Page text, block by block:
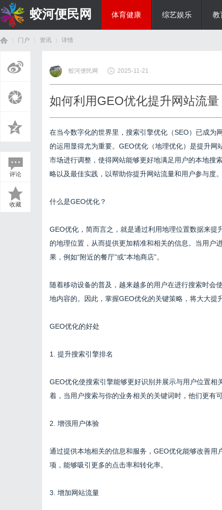
蛟河便民网 体育健康 综艺娱乐 教
门户 资讯
›
详情
评论
收藏
蛟河便民网 2025-11-21
如何利用GEO优化提升网站流量
在当今数字化的世界里，搜索引擎优化（SEO）已成为
的运用显得尤为重要。GEO优化（地理优化）是提升
市场进行调整，使得网站能够更好地满足用户的本地搜
略以及最佳实践，以帮助你提升网站流量和用户参与度
什么是GEO优化？
GEO优化，简而言之，就是通过利用地理位置数据来
的地理位置，从而提供更加精准和相关的信息。当用户
果，例如“附近的餐厅”或“本地商店”。
随着移动设备的普及，越来越多的用户在进行搜索时会
地内容的。因此，掌握GEO优化的关键策略，将大大提
GEO优化的好处
1. 提升搜索引擎排名
GEO优化使搜索引擎能够更好识别并展示与用户位置
着，当用户搜索与你的业务相关的关键词时，他们更有
2. 增强用户体验
通过提供本地相关的信息和服务，GEO优化能够改善
项，能够吸引更多的点击率和转化率。
3. 增加网站流量